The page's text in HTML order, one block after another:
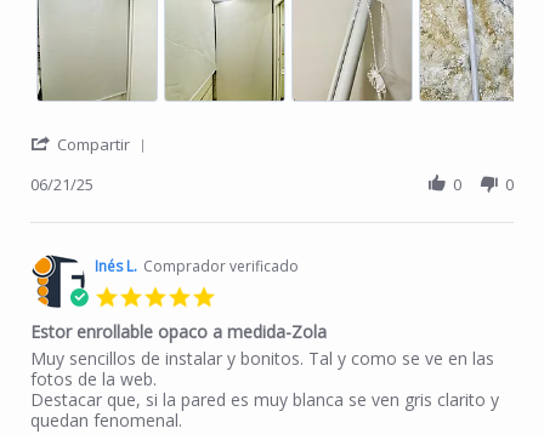
Compartir
06/21/25 0 0
Inés L. Comprador verificado
Estor enrollable opaco a medida-Zola
Review by Inés L. on 17 Jun 2025
review stating Estor enrollable opaco a medida-Zola
Muy sencillos de instalar y bonitos. Tal y como se ve en las
fotos de la web.
Destacar que, si la pared es muy blanca se ven gris clarito y
quedan fenomenal.